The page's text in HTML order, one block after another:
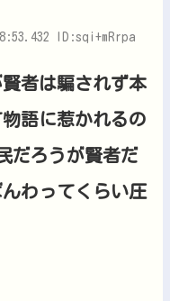
ID:sqi+mRrpa
賢者は騙されず本
語に惹かれるの
だろうが賢者だ
わってくらい圧